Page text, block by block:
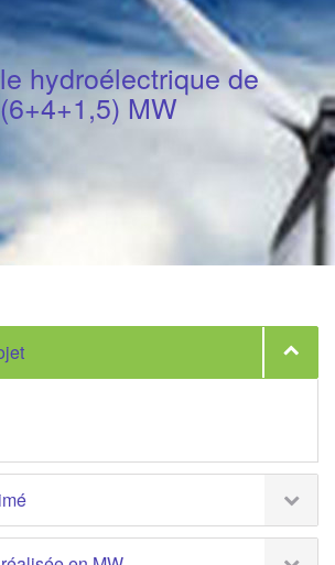
hydroélectrique de
(6+4+1,5) MW